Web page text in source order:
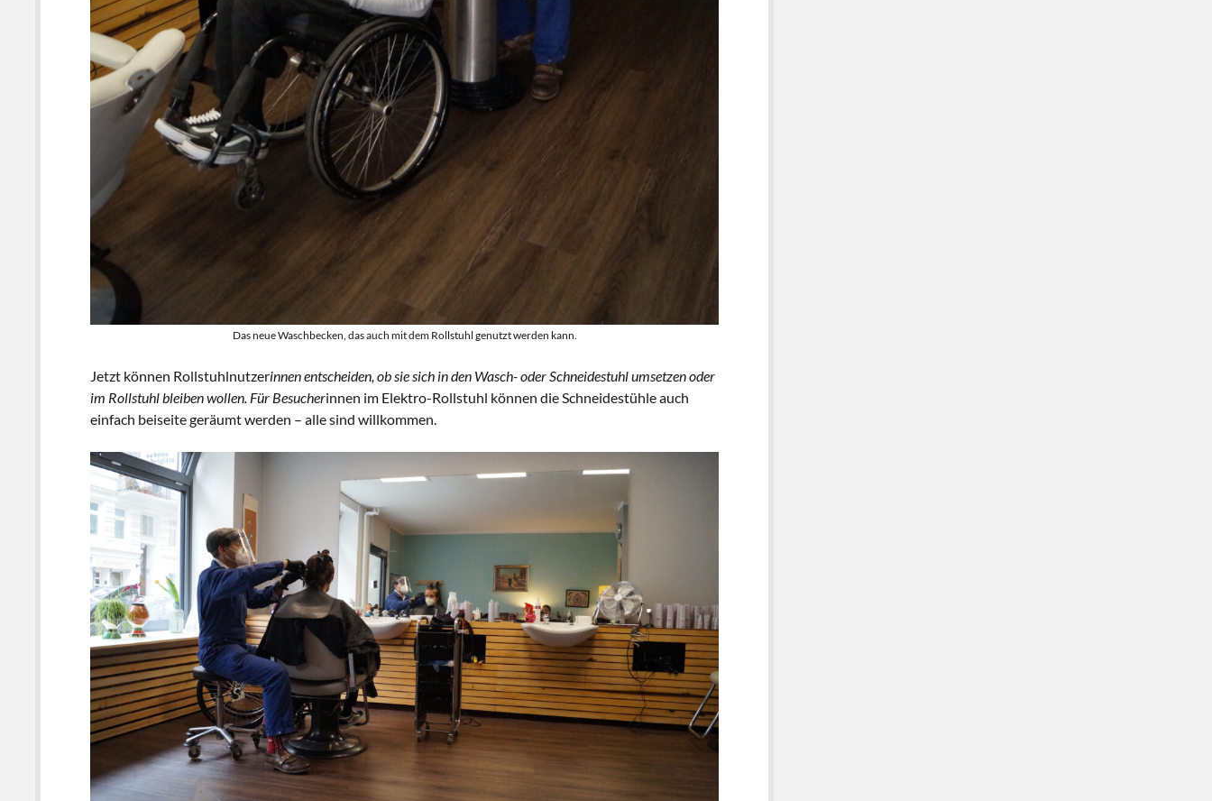
Das neue Waschbecken, das auch mit dem Rollstuhl genutzt werden kann.
Jetzt können Rollstuhlnutzerinnen entscheiden, ob sie sich in den Wasch- oder Schneidestuhl umsetzen oder
im Rollstuhl bleiben wollen. Für Besucherinnen im Elektro-Rollstuhl können die Schneidestühle auch
einfach beiseite geräumt werden – alle sind willkommen.